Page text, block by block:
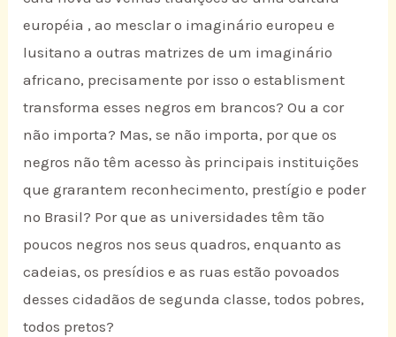
européia , ao mesclar o imaginário europeu e
lusitano a outras matrizes de um imaginário
africano, precisamente por isso o establisment
transforma esses negros em brancos? Ou a cor
não importa? Mas, se não importa, por que os
negros não têm acesso às principais instituições
que grarantem reconhecimento, prestígio e poder
no Brasil? Por que as universidades têm tão
poucos negros nos seus quadros, enquanto as
cadeias, os presídios e as ruas estão povoados
desses cidadãos de segunda classe, todos pobres,
todos pretos?